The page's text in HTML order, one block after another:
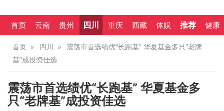
首页 云南 贵州 四川 重庆 西藏 体娱 推荐 健康
首页 四川
震荡市首选绩优“长跑基” 华夏基金多只“老牌
基”成投资佳选
震荡市首选绩优“长跑基” 华夏基金多
只“老牌基”成投资佳选